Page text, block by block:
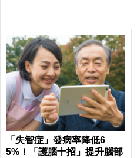
「失智症」發病率降低6
5%！「護腦十招」提升腦部